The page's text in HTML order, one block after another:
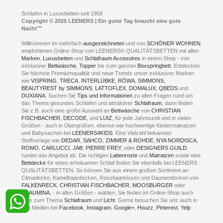
Jobs
Fotoalbum
Hagen
Kontakt
Neuer Showroom für unsere Onlineartikel.
Kontakt via:WhatsApp
Kontakt via:eMail
mögliche Zeiten für eine Showroom Terminreservierung
MO und DI geschlossen
MI - FR 11 bis 17 Uhr
SA 11 bis 15 Uhr
ONLINEBERATUNG UND
TERMIN- RESERVIERUNG
+49 (0) 2331 408 11
+49 (0) 1633 688 213
Schlafen in Luxusbetten seit 1958
Copyright © 2025 LEENERS | Ein guter Tag braucht eine gute
Nacht™
Willkommen im mehrfachausgezeichnetenund vonSCHÖNER WOHNEN
empfohlenen Online-Shop von LEENERS® QUALITÄTSBETTEN mit allen
Marken
Luxusbetten undSchlafraum Accesoires in einem Shop - von
exklusiver Bettwäsche ,Topper bis zum ganzen Boxspringbett . Entdecken
Sie höchste Premiumqualität und neue Trends unser exklusiver Marken
wieVISPRING ,TRECA INTERLÜBKE RÖWA ,SIMMONS
BEAUTYREST by SIMMONS
LATTOFLEX DOMALUX ,QBEDS und
DUXIANA . Suchen SieTips und Informationen zu allen Fragen rund um
das Thema gesundes Schlafen und attraktiverSchlafraum , dann finden
Sie z.B. auch eine große Auswahl an Bettwäsche vonCHRISTIAN
FISCHBACHER
DECODE , und LUIZ , für jede Jahreszeit und in vielen
Größen - auch in Übergrößen, ebenso wie hochwertige Kindermatratzen
und Babysachen bei
LEENERS4KIDS . Eine Vielzahl bekannter
Stoffverlage wie DEDAR ,SAHCO ,ZIMMER & ROHDE NYA NORDISCA
ROMO ,CARLUCCI ,JAB PIERRE FREY, oder DESIGNERS GUILD
rundet das Angebot ab. Die richtigen
Lattenroste und Matratzen sowie eine
Bettdecke für einen erholsamen Schlaf finden Sie ebenfalls bei LEENERS
QUALITÄTSBETTEN. So können Sie aus einem großen Sortiment an
Climadecke, Kamelhaardecken, Rosshaarkissen und Daunendecken von
FALKENRECK ,CHRISTIAN FISCHBACHER MOOSBURGER oder
TRAUMINA , - in allen Größen - wählen. Sie finden im Online-Shop auch
alles zum ThemaSchlafraum und Licht . Gerne besuchen Sie uns auch in
den Medien bei Facebook Instagram ,Google+ Houzz Pinterest ,Yelp